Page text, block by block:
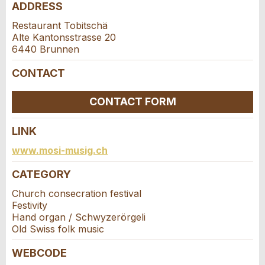
Ad is outdated
Ad is incomplete
Nachricht
* Entry required
* Entry required
RECOMMEND THE AD
Close
Number of participants *:
First name / Last name *:
Company / organisation:
Additional address line:
Street and no. *:
ZIP / City *:
ADDRESS
Restaurant Tobitschä
Alte Kantonsstrasse 20
6440 Brunnen
CONTACT
CONTACT FORM
Contact
Write a message for all people to contact for
this ad.
LINK
www.mosi-musig.ch
CATEGORY
Church consecration festival
Festivity
Hand organ / Schwyzerörgeli
Old Swiss folk music
WEBCODE